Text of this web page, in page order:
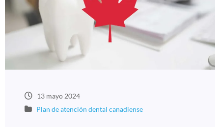
13 mayo 2024
Plan de atención dental canadiense